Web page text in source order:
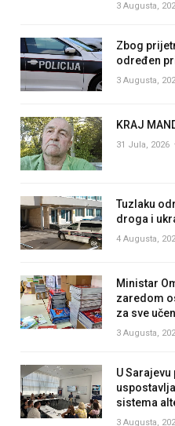
3 Augusta,
Zbog
određen
3 Augusta,
KRAJ
31 Jula, 2026
Tuzlaku
droga i
4 Augusta,
Ministar
zaredom
za sve
3 Augusta,
U
sistema
3 Augusta,